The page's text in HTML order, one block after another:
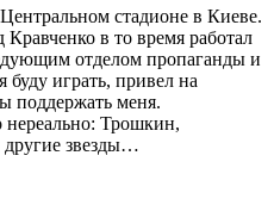
стадионе в Киеве.
в то время работал
отделом пропаганды и
буду играть, привел на
поддержать меня.
Трошкин,
звезды…